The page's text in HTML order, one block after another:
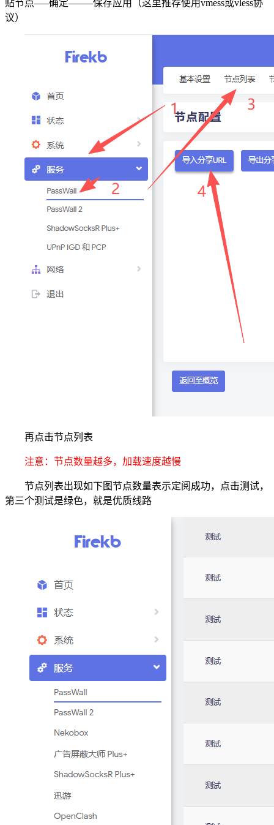
贴节点—–确定——–保存应用（这里推荐使用vmess或vless协
议）
再点击节点列表
注意：节点数量越多，加载速度越慢
节点列表出现如下图节点数量表示定阅成功，点击测试，
第三个测试是绿色，就是优质线路